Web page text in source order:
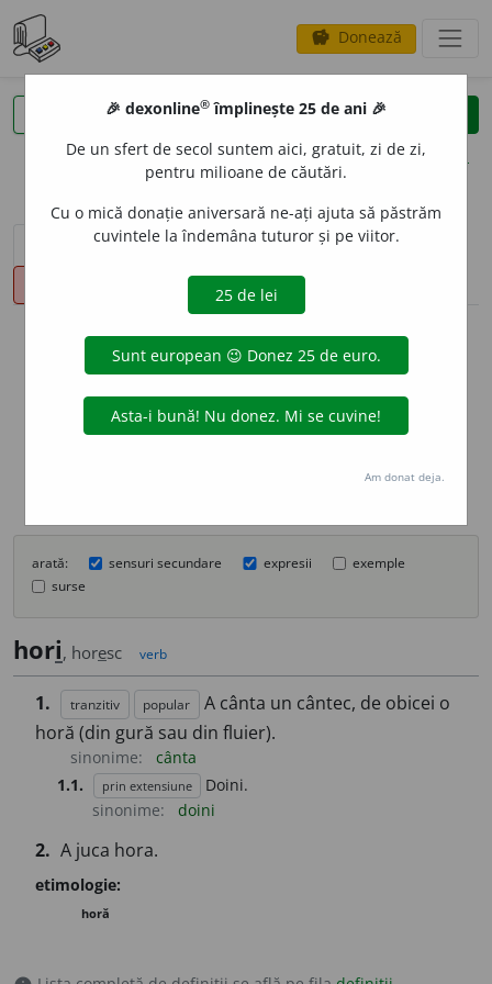
savings Donează
clear
opțiuni
sinteza definițiilor (1) definiții (18)
conjugări
info
Aceste definiții sunt compilate de
echipa dexonline. Definițiile
originale se află pe filadefiniții.
Puteți reordona filele pe pagina de
arată: sensuri secundare expresii
exemple
surse
hori, horesc verb
1. tranzitiv popular
A cânta un cântec, de obicei o
horă (din gură sau din fluier).
sinonime:
cânta
1.1.
prin extensiune
Doini.
sinonime:
doini
2. A juca hora.
etimologie:
horă
🎉 dexonline® împlinește 25 de ani 🎉
De un sfert de secol suntem aici, gratuit, zi de zi,
pentru milioane de căutări.
Cu o mică donație aniversară ne-ați ajuta să păstrăm
cuvintele la îndemâna tuturor și pe viitor.
Am donat deja.